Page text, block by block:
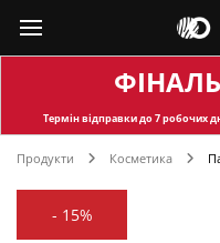
Термін відправкидо 7 робочих
Продукти Косметика
- 15%